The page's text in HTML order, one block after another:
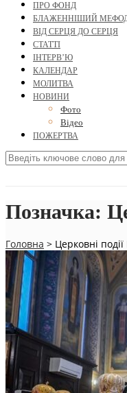
ПРО ФОНД
БЛАЖЕННІШИЙ
ВІД СЕРЦЯ ДО СЕРЦЯ
СТАТТІ
ІНТЕРВ’Ю
КАЛЕНДАР
МОЛИТВА
НОВИНИ
Фото
Відео
ПОЖЕРТВА
Позначка:
Головна > Церковні події